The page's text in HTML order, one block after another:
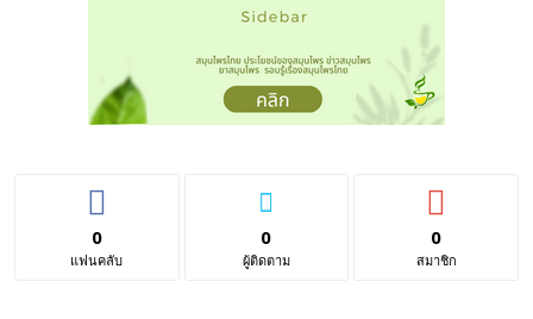
0
แฟนคลับ
0
ผู้ติดตาม
0
สมาชิก